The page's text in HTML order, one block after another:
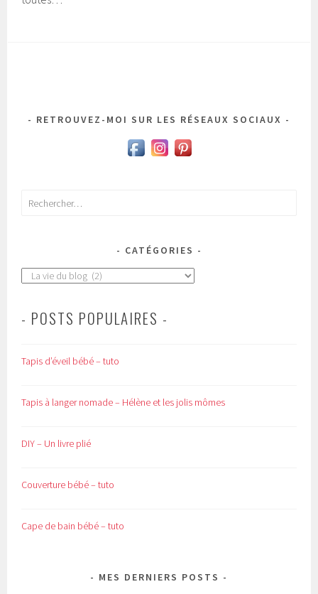
RETROUVEZ-MOI SUR LES RÉSEAUX SOCIAUX
Rechercher :
CATÉGORIES
Catégories
- POSTS POPULAIRES -
Tapis d’éveil bébé – tuto
Tapis à langer nomade – Hélène et les jolis mômes
DIY – Un livre plié
Couverture bébé – tuto
Cape de bain bébé – tuto
MES DERNIERS POSTS